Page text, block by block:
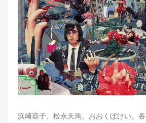
浜崎容子、松永天馬、おおくぼけい。